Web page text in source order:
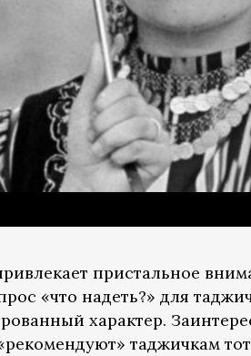
пристальное
«что надеть?» для
характер.
таджичкам